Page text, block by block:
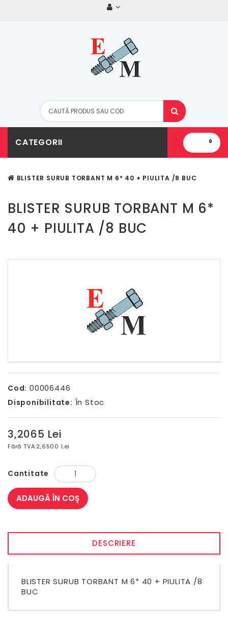
0
CATEGORII
BLISTER SURUB TORBANT M 6* 40 + PIULITA /8 BUC
BLISTER SURUB TORBANT M 6*
40 + PIULITA /8 BUC
Cod: 00006446
Disponibilitate: În Stoc
3,2065 Lei
Fără TVA:2,6500 Lei
Cantitate
ADAUGĂ ÎN COŞ
DESCRIERE
BLISTER SURUB TORBANT M 6* 40 + PIULITA /8
BUC